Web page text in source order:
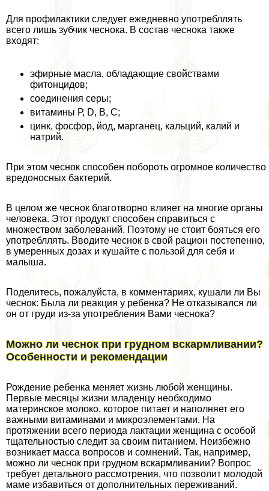
Для профилактики следует ежедневно употрeбллять
всего лишь зубчик чеснока. В состав чеснока также
входят:
эфирные масла, обладающие свойствами
фитонцидов;
соединения серы;
витамины Р, D, В, С;
цинк, фосфор, йод, марганец, кальций, калий и
натрий.
При этом чеснок способен побороть огромное количество
вредоносных бактерий.
В целом же чеснок благотворно влияет на многие органы
человека. Этот продукт способен справиться с
множеством заболеваний. Поэтому не стоит бояться его
употрeбллять. Вводите чеснок в свой рацион постепенно,
в умеренных дозах и кушайте с пользой для себя и
малыша.
Поделитесь, пожалуйста, в комментариях, кушали ли Вы
чеснок: Была ли реакция у ребенка? Не отказывался ли
он от гpyди из-за употрeбления Вами чеснока?
Можно ли чеснок при грудном вскармливании?
Особенности и рекомендации
Рождение ребенка меняет жизнь любой женщины.
Первые месяцы жизни младенцу необходимо
материнское молоко, которое питает и наполняет его
важными витаминами и микроэлементами. На
протяжении всего периода лактации женщина с особой
тщательностью следит за своим питанием. Неизбежно
возникает масса вопросов и сомнений. Так, например,
можно ли чеснок при грудном вскармливании? Вопрос
требует детального рассмотрения, что позволит молодой
маме избавиться от дополнительных переживаний.